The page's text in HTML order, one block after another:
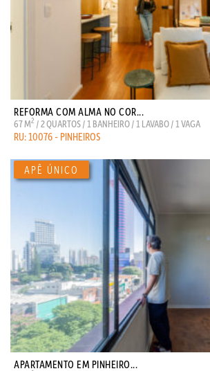
REFORMA COM ALMA NO COR...
67 M2 / 2 QUARTOS / 1 BANHEIRO / 1 LAVABO / 1 VAGA
RU: 10076 - PINHEIROS
APARTAMENTO EM PINHEIRO...